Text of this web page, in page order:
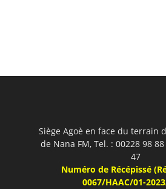
Siège Agoè en face du terrain
de Nana FM, Tel. : 00228 98
47
Numéro de Récépissé
0067/HAAC/01-